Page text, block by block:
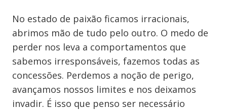
No estado de paixão ficamos irracionais,
abrimos mão de tudo pelo outro. O medo de
perder nos leva a comportamentos que
sabemos irresponsáveis, fazemos todas as
concessões. Perdemos a noção de perigo,
avançamos nossos limites e nos deixamos
invadir. É isso que penso ser necessário